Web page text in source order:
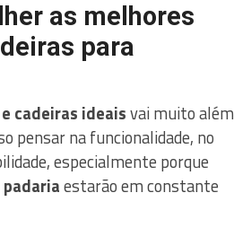
as melhores
para
cadeiras ideaisvai muito além
pensar na funcionalidade, no
especialmente porque
estarão em constante